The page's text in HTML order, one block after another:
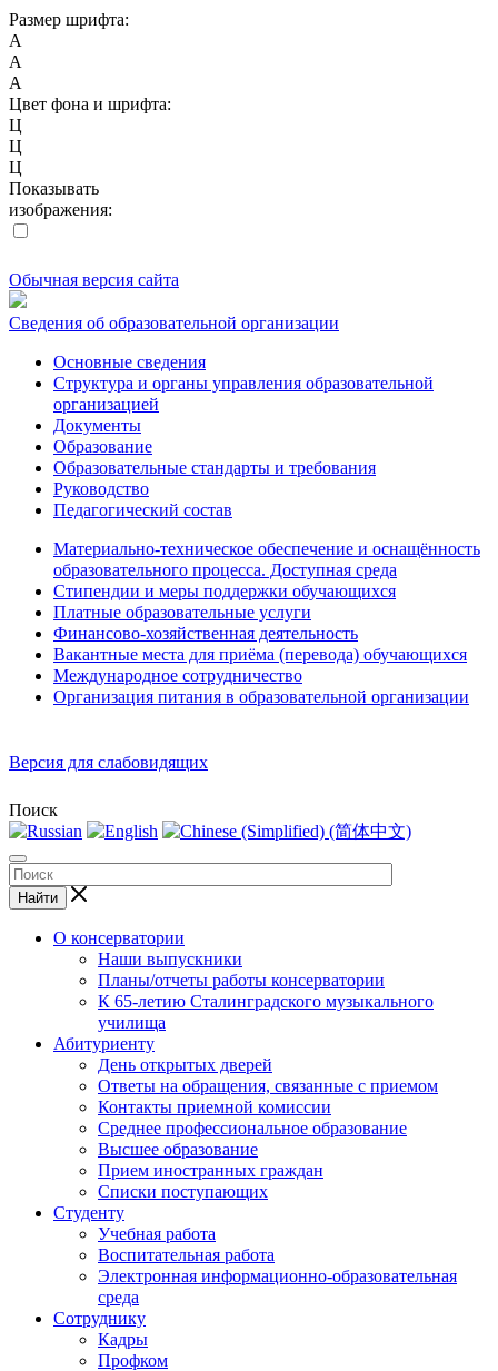
Размер шрифта:
A
A
A
Цвет фона и шрифта:
Ц
Ц
Ц
Показывать
изображения:
Обычная версия сайта
Сведения об образовательной организации
Основные сведения
Структура и органы управления образовательной
организацией
Документы
Образование
Образовательные стандарты и требования
Руководство
Педагогический состав
Материально-техническое обеспечение и оснащённость
образовательного процесса. Доступная среда
Стипендии и меры поддержки обучающихся
Платные образовательные услуги
Финансово-хозяйственная деятельность
Вакантные места для приёма (перевода) обучающихся
Международное сотрудничество
Организация питания в образовательной организации
Версия для слабовидящих
Поиск
Найти
О консерватории
Наши выпускники
Планы/отчеты работы консерватории
К 65-летию Сталинградского музыкального
училища
Абитуриенту
День открытых дверей
Ответы на обращения, связанные с приемом
Контакты приемной комиссии
Среднее профессиональное образование
Высшее образование
Прием иностранных граждан
Списки поступающих
Студенту
Учебная работа
Воспитательная работа
Электронная информационно-образовательная
среда
Сотруднику
Кадры
Профком